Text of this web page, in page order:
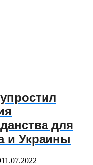
для
и Украины
11.07.2022